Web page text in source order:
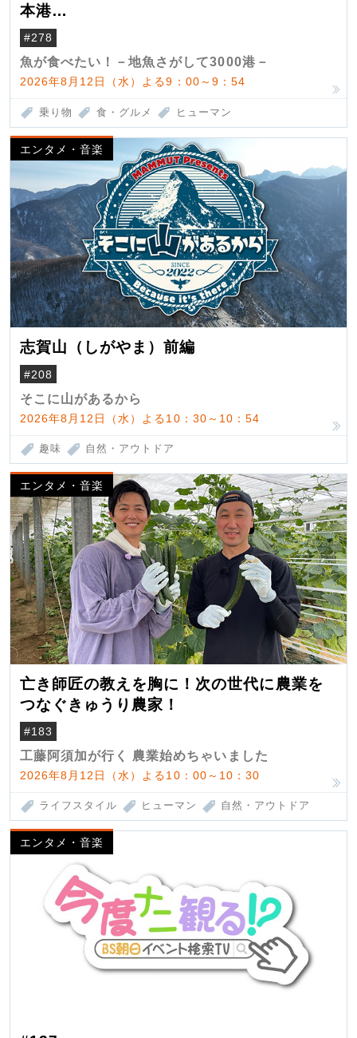
本港
（クロマグロ）
#278
魚が食べたい！－地魚さがして3000港－
2026年8月12日（水）よる9：00～9：54
乗り物 食・グルメ ヒューマン
エンタメ・音楽
志賀山（しがやま）前編
#208
そこに山があるから
2026年8月12日（水）よる10：30～10：54
趣味 自然・アウトドア
エンタメ・音楽
亡き師匠の教えを胸に！次の世代に農業を
つなぐきゅうり農家！
#183
工藤阿須加が行く 農業始めちゃいました
2026年8月12日（水）よる10：00～10：30
ライフスタイル ヒューマン 自然・アウトドア
エンタメ・音楽